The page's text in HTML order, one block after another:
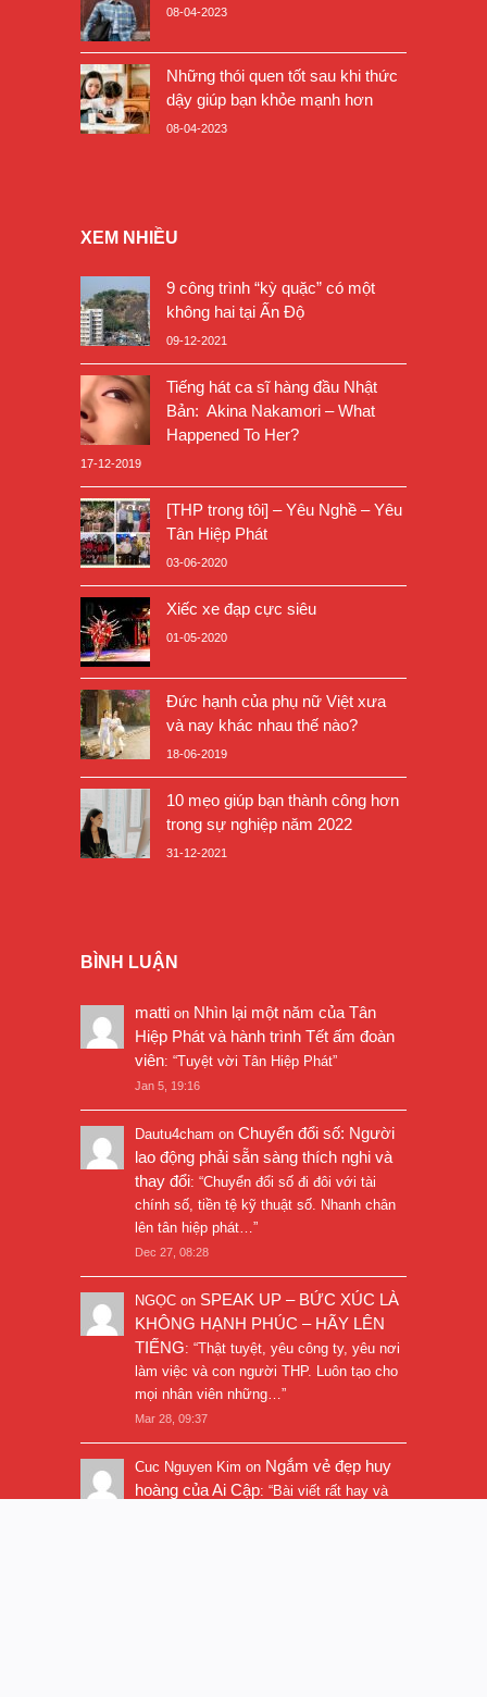
08-04-2023
Những thói quen tốt sau khi thức
dậy giúp bạn khỏe mạnh hơn
08-04-2023
XEM NHIỀU
9 công trình “kỳ quặc” có một
không hai tại Ấn Độ
09-12-2021
Tiếng hát ca sĩ hàng đầu Nhật
Bản: Akina Nakamori – What
Happened To Her?
17-12-2019
[THP trong tôi] – Yêu Nghề – Yêu
Tân Hiệp Phát
03-06-2020
Xiếc xe đạp cực siêu
01-05-2020
Đức hạnh của phụ nữ Việt xưa
và nay khác nhau thế nào?
18-06-2019
10 mẹo giúp bạn thành công hơn
trong sự nghiệp năm 2022
31-12-2021
BÌNH LUẬN
matti on Nhìn lại một năm của Tân
Hiệp Phát và hành trình Tết ấm đoàn
viên: “Tuyệt vời Tân Hiệp Phát”
Jan 5, 19:16
Dautu4cham on Chuyển đổi số: Người
lao động phải sẵn sàng thích nghi và
thay đổi: “Chuyển đổi số đi đôi với tài
chính số, tiền tệ kỹ thuật số. Nhanh chân
lên tân hiệp phát… ”
Dec 27, 08:28
NGỌC on SPEAK UP – BỨC XÚC LÀ
KHÔNG HẠNH PHÚC – HÃY LÊN
TIẾNG: “Thật tuyệt, yêu công ty, yêu nơi
làm việc và con người THP. Luôn tạo cho
mọi nhân viên những… ”
Mar 28, 09:37
Cuc Nguyen Kim on Ngắm vẻ đẹp huy
hoàng của Ai Cập: “Bài viết rất hay và